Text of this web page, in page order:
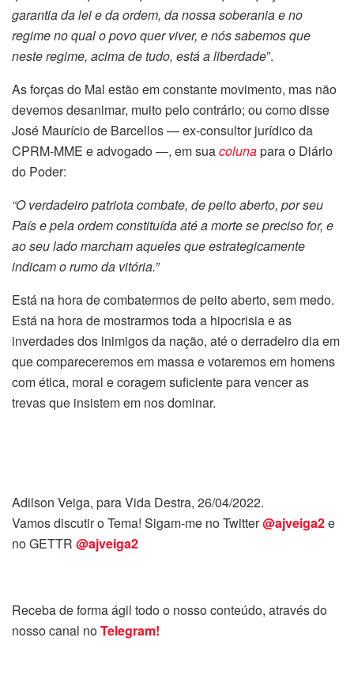
garantia da lei e da ordem, da nossa soberania e no
regime no qual o povo quer viver, e nós sabemos que
neste regime, acima de tudo, está a liberdade”.
As forças do Mal estão em constante movimento, mas não
devemos desanimar, muito pelo contrário; ou como disse
José Maurício de Barcellos —ex-consultor jurídico da
CPRM-MME e advogado —, em suacolunapara o Diário
do Poder:
“O verdadeiro patriota combate, de peito aberto, por seu
País e pela ordem constituída até a morte se preciso for, e
ao seu lado marcham aqueles que estrategicamente
indicam o rumo da vitória.”
Está na hora de combatermos de peito aberto, sem medo.
Está na hora de mostrarmos toda a hipocrisia e as
inverdades dos inimigos da nação, até o derradeiro dia em
que compareceremos em massa e votaremos em homens
com ética, moral e coragem suficiente para vencer as
trevas que insistem em nos dominar.
Adilson Veiga, para Vida Destra, 26/04/2022.
Vamos discutir o Tema! Sigam-me no Twitter@ajveiga2e
no GETTR @ajveiga2
Receba de forma ágil todo o nosso conteúdo, através do
nosso canal noTelegram!